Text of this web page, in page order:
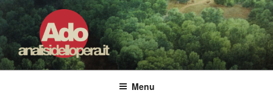
Salta
al
contenuto
ADO ANALISI DELL'OPERA
Osservare le opere d'arte per capirle e imparare ad amarle
Menu